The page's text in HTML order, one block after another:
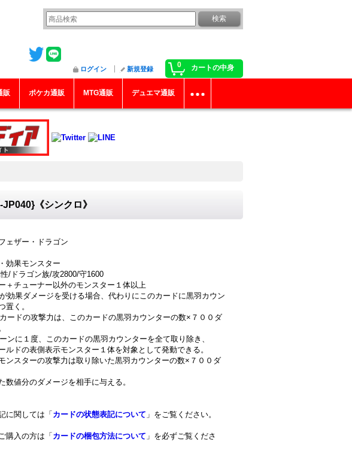
0 カートの中身
ログイン 新規登録
販 ポケカ通販 MTG通販 デュエマ通販
《シンクロ》
ェザー・ドラゴン
効果モンスター
/ドラゴン族/攻2800/守1600
＋チューナー以外のモンスター１体以上
効果ダメージを受ける場合、代わりにこのカードに黒羽カウン
置く。
ードの攻撃力は、このカードの黒羽カウンターの数×７００ダ
ンに１度、このカードの黒羽カウンターを全て取り除き、
ルドの表側表示モンスター１体を対象として発動できる。
ンスターの攻撃力は取り除いた黒羽カウンターの数×７００ダ
数値分のダメージを相手に与える。
に関しては「 カードの状態表記について 」をご覧ください。
購入の方は「 カードの梱包方法について 」を必ずご覧くださ